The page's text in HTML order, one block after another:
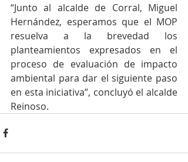
“Junto al alcalde de Corral, Miguel
Hernández, esperamos que el MOP
resuelva a la brevedad los
planteamientos expresados en el
proceso de evaluación de impacto
ambiental para dar el siguiente paso
en esta iniciativa”, concluyó el alcalde
Reinoso.